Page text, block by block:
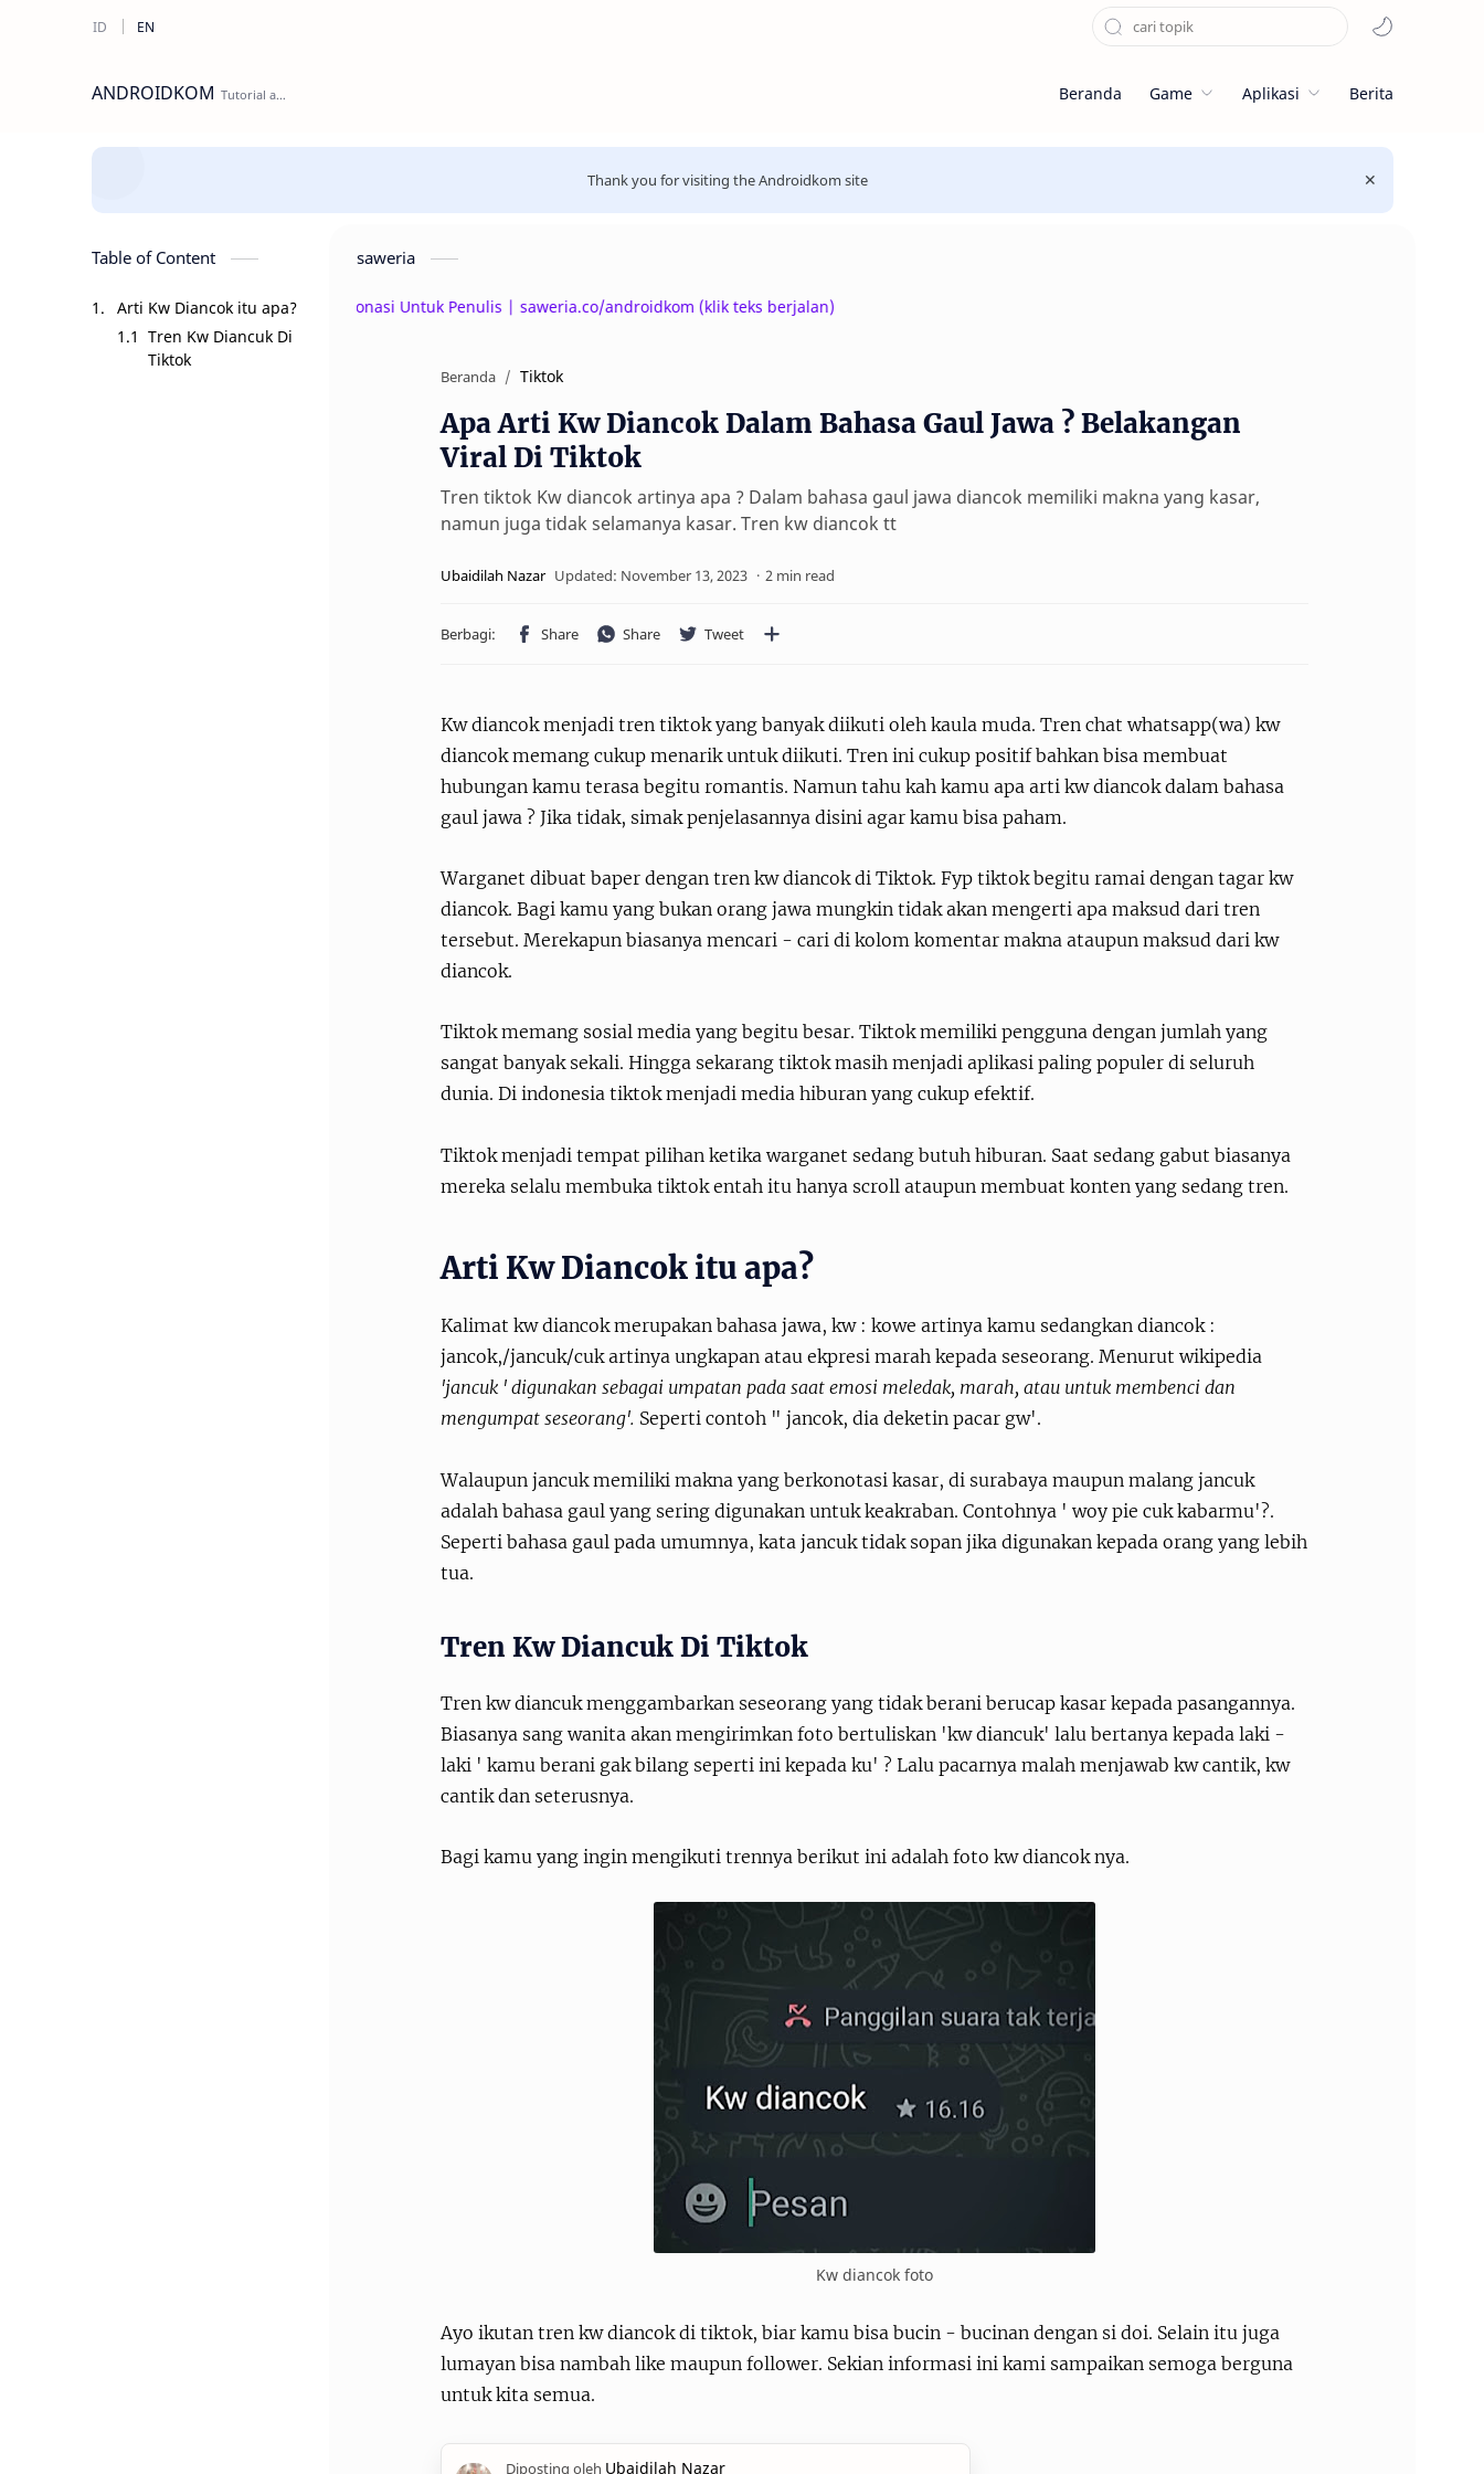
ANDROIDKOM Beranda Game Aplikasi Berita
Thank you for visiting the Androidkom site
Table of Content
Arti Kw Diancok itu apa?
Tren Kw Diancuk Di
Tiktok
saweria
Beri Donasi Untuk Penulis | saweria.co/androidkom (klik teks berjalan)
Beranda Tiktok
Apa Arti Kw Diancok Dalam Bahasa Gaul Jawa ? Belakangan
Viral Di Tiktok
Tren tiktok Kw diancok artinya apa ? Dalam bahasa gaul jawa diancok memiliki makna yang kasar,
namun juga tidak selamanya kasar. Tren kw diancok tt
2 min read
Kw diancok menjadi tren tiktok yang banyak diikuti oleh kaula muda. Tren chat whatsapp(wa) kw
diancok memang cukup menarik untuk diikuti. Tren ini cukup positif bahkan bisa membuat
hubungan kamu terasa begitu romantis. Namun tahu kah kamu apa arti kw diancok dalam bahasa
gaul jawa ? Jika tidak, simak penjelasannya disini agar kamu bisa paham.
Warganet dibuat baper dengan tren kw diancok di Tiktok. Fyp tiktok begitu ramai dengan tagar kw
diancok. Bagi kamu yang bukan orang jawa mungkin tidak akan mengerti apa maksud dari tren
tersebut. Merekapun biasanya mencari - cari di kolom komentar makna ataupun maksud dari kw
diancok.
Tiktok memang sosial media yang begitu besar. Tiktok memiliki pengguna dengan jumlah yang
sangat banyak sekali. Hingga sekarang tiktok masih menjadi aplikasi paling populer di seluruh
dunia. Di indonesia tiktok menjadi media hiburan yang cukup efektif.
Tiktok menjadi tempat pilihan ketika warganet sedang butuh hiburan. Saat sedang gabut biasanya
mereka selalu membuka tiktok entah itu hanya scroll ataupun membuat konten yang sedang tren.
Arti Kw Diancok itu apa?
Kalimat kw diancok merupakan bahasa jawa, kw : kowe artinya kamu sedangkan diancok :
jancok,/jancuk/cuk artinya ungkapan atau ekpresi marah kepada seseorang. Menurut wikipedia
'jancuk ' digunakan sebagai umpatan pada saat emosi meledak, marah, atau untuk membenci dan
mengumpat seseorang'. Seperti contoh " jancok, dia deketin pacar gw'.
Walaupun jancuk memiliki makna yang berkonotasi kasar, di surabaya maupun malang jancuk
adalah bahasa gaul yang sering digunakan untuk keakraban. Contohnya ' woy pie cuk kabarmu'?.
Seperti bahasa gaul pada umumnya, kata jancuk tidak sopan jika digunakan kepada orang yang lebih
tua.
Tren Kw Diancuk Di Tiktok
Tren kw diancuk menggambarkan seseorang yang tidak berani berucap kasar kepada pasangannya.
Biasanya sang wanita akan mengirimkan foto bertuliskan 'kw diancuk' lalu bertanya kepada laki -
laki ' kamu berani gak bilang seperti ini kepada ku' ? Lalu pacarnya malah menjawab kw cantik, kw
cantik dan seterusnya.
Bagi kamu yang ingin mengikuti trennya berikut ini adalah foto kw diancok nya.
Kw diancok foto
Ayo ikutan tren kw diancok di tiktok, biar kamu bisa bucin - bucinan dengan si doi. Selain itu juga
lumayan bisa nambah like maupun follower. Sekian informasi ini kami sampaikan semoga berguna
untuk kita semua.